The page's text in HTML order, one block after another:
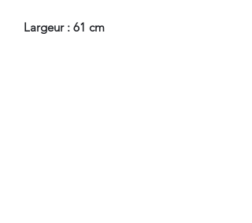
Largeur : 61 cm